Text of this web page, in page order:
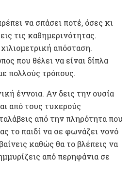
να σπάσει ποτέ, όσες κι
τις καθημερινότητας.
απόσταση.
που θέλει να είναι δίπλα
πολλούς τρόπους.
έννοια. Αν δεις την ουσία
από τους τυχερούς
από την πληρότητα που
το παιδί να σε φωνάζει νονό
καθώς θα το βλέπεις να
από περηφάνια σε